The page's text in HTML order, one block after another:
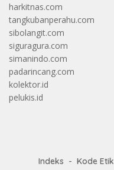
harkitnas.com
tangkubanperahu.com
sibolangit.com
siguragura.com
simanindo.com
padarincang.com
kolektor.id
pelukis.id
Indeks Kode Etik